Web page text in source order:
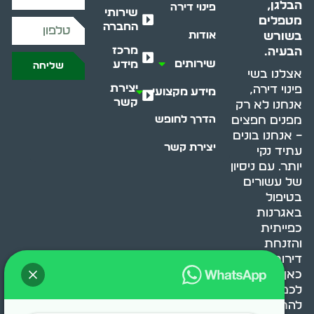
הבלגן,
מטפלים
בשורש
הבעיה.
אצלנו בשי
פינוי דירה,
אנחנו לא רק
מפנים חפצים
– אנחנו בונים
עתיד נקי
יותר. עם ניסיון
של עשורים
בטיפול
באגרנות
כפייתית
והזנחת
דירות, אנחנו
כאן כדי לעזור
לכם
להתמודד,
פינוי דירה
אודות
שירותים
מידע מקצועי
הדרך לחופש
יצירת קשר
שירותי
החברה
מרכז
מידע
יצירת
קשר
שליחה